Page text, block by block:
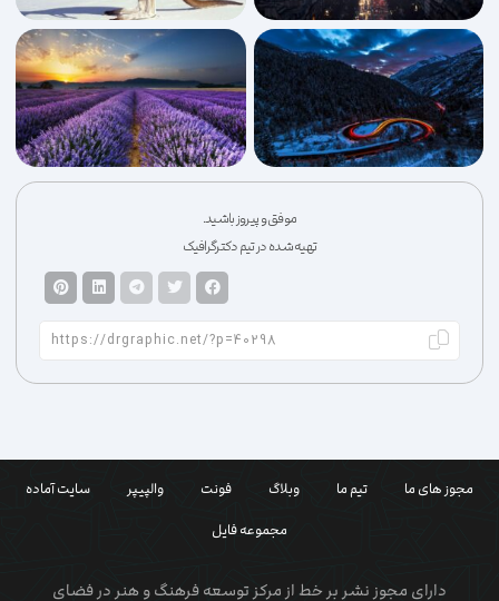
موفق و پیروز باشید.
تهیه شده در تیم دکترگرافیک
مجوز های ما تیم ما وبلاگ فونت والپیپر سایت آماده
مجموعه فایل
دارای مجوز نشر بر خط از مرکز توسعه فرهنگ و هنر در فضای